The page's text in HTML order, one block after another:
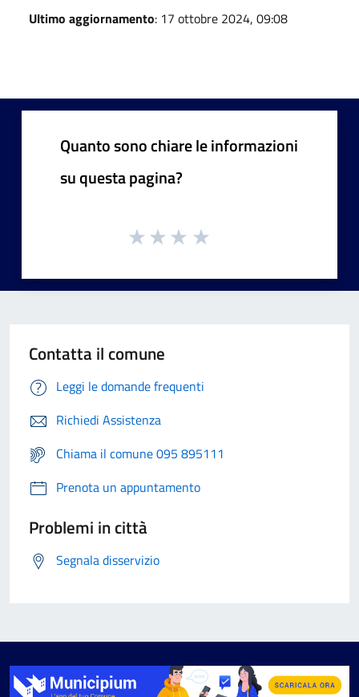
Ultimo aggiornamento: 17 ottobre 2024, 09:08
Quanto sono chiare le informazioni
su questa pagina?
Contatta il comune
Leggi le domande frequenti
Richiedi Assistenza
Chiama il comune 095 895111
Prenota un appuntamento
Problemi in città
Segnala disservizio